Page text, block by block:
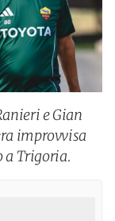
e Gian
improvvisa
a Trigoria.